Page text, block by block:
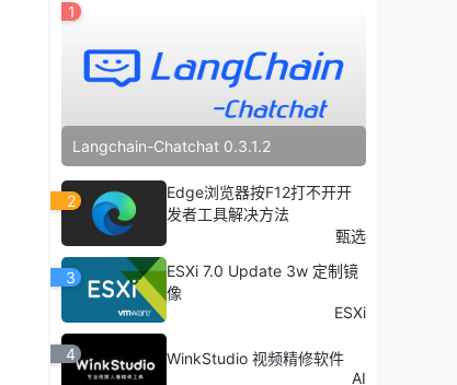
1
Langchain-Chatchat 0.3.1.2
2
Edge浏览器按F12打不开开
发者工具解决方法
甄选
3
ESXi 7.0 Update 3w 定制镜
像
ESXi
4
WinkStudio 视频精修软件
AI